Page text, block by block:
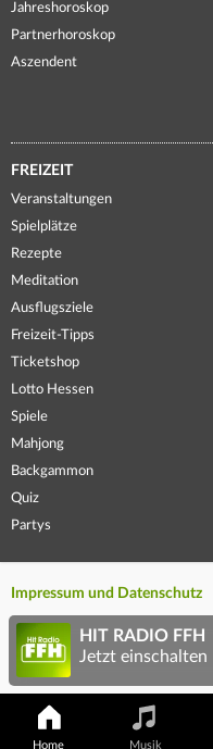
Jahreshoroskop
Partnerhoroskop
Aszendent
FREIZEIT
Veranstaltungen
Spielplätze
Rezepte
Meditation
Ausflugsziele
Freizeit-Tipps
Ticketshop
Lotto Hessen
Spiele
Mahjong
Backgammon
Quiz
Partys
Impressum und Datenschutz
Home Musik
HIT RADIO FFH
Jetzt einschalten